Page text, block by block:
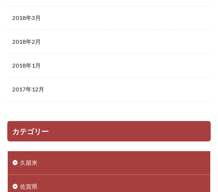
2018年3月
2018年2月
2018年1月
2017年12月
カテゴリー
久留米
佐賀県